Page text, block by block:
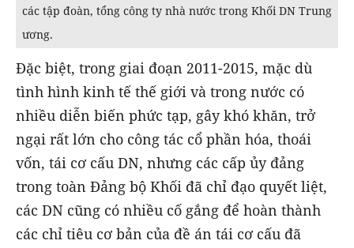
các tập đoàn, tổng công ty nhà nước trong Khối DN Trung
ương.
Đặc biệt, trong giai đoạn 2011-2015, mặc dù
tình hình kinh tế thế giới và trong nước có
nhiều diễn biến phức tạp, gây khó khăn, trở
ngại rất lớn cho công tác cổ phần hóa, thoái
vốn, tái cơ cấu DN, nhưng các cấp ủy đảng
trong toàn Đảng bộ Khối đã chỉ đạo quyết liệt,
các DN cũng có nhiều cố gắng để hoàn thành
các chỉ tiêu cơ bản của đề án tái cơ cấu đã